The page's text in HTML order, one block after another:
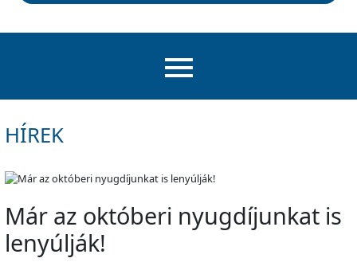
HÍREK
Már az októberi nyugdíjunkat is
lenyúlják!